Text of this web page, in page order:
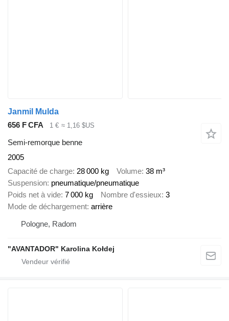
Janmil Mulda
656 F CFA
1 € ≈ 1,16 $US
Semi-remorque benne
2005
Capacité de charge 28 000 kg Volume 38 m³
Suspension pneumatique/pneumatique
Poids net à vide 7 000 kg Nombre d'essieux 3
Mode de déchargement arrière
Pologne, Radom
"AVANTADOR" Karolina Kołdej